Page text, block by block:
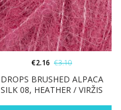
DROPS BRUSHED ALPACA
SILK 08, HEATHER / VIRŽIS
€2.16 €3.10